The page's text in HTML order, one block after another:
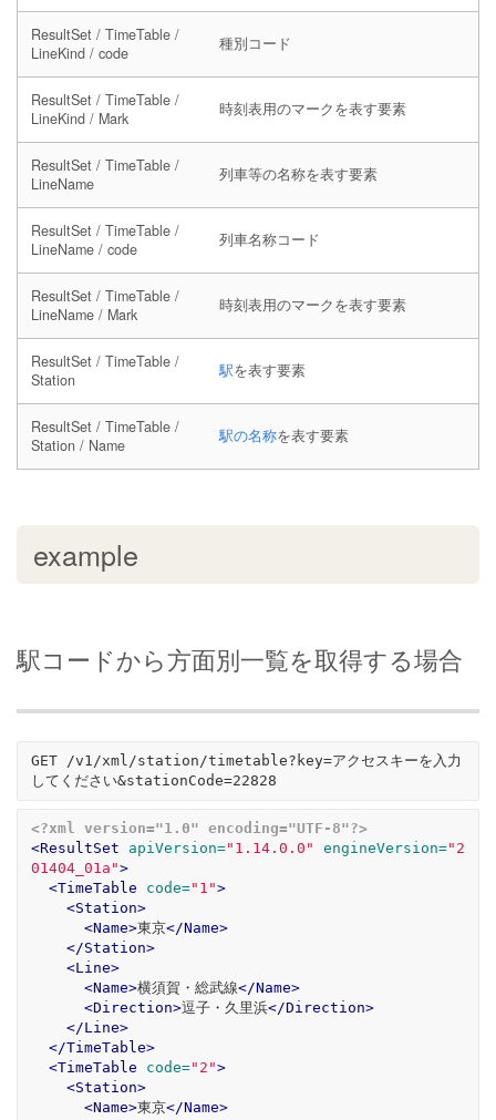
ResultSet / TimeTable /
LineKind / code
種別コード
ResultSet / TimeTable /
LineKind / Mark
時刻表用のマークを表す要素
ResultSet / TimeTable /
LineName
列車等の名称を表す要素
ResultSet / TimeTable /
LineName / code
列車名称コード
ResultSet / TimeTable /
LineName / Mark
時刻表用のマークを表す要素
ResultSet / TimeTable /
Station
駅を表す要素
ResultSet / TimeTable /
Station / Name
駅の名称を表す要素
example
駅コードから方面別一覧を取得する場合
GET /v1/xml/station/timetable?key=アクセスキーを入力
<?xml version="1.0" encoding="UTF-8"?>
<ResultSet
apiVersion="1.14.0.0" engineVersion="2
01404_01a">
<TimeTable
code="1">
<Station>
<Name>東京</Name>
</Station>
<Line>
<Name>横須賀・総武線</Name>
<Direction>逗子・久里浜</Direction>
</Line>
</TimeTable>
<TimeTable
code="2">
<Station>
<Name>東京</Name>